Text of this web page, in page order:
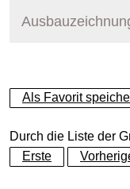
Ausprägung
+
Als Favorit
Durch die Liste der
Erste